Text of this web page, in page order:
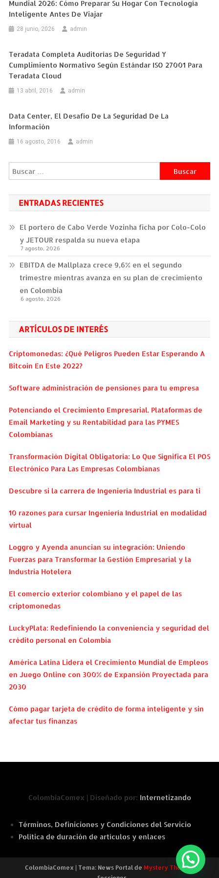
Mundial 2026: Cómo Preparar Su Hogar Con Tecnología
Inteligente Antes De Viajar
28 junio, 2026 admin
Teradata Completa Auditorías De Seguridad Y
Cumplimiento Normativo Según Estándar ISO 27001 Para
Teradata Cloud
13 abril, 2016 admin
Data Center, El Desafío De La Seguridad De La
Información
16 agosto, 2016 admin
Buscar:
ENTRADAS RECIENTES
El portero de Cabo Verde Vozinha ficha por Colo-Colo
y JETOUR respalda su nueva etapa
7 agosto, 2026
EBITDA de Mallplaza crece 9,6% en el segundo
trimestre mientras avanza en su plan de crecimiento
en Colombia
6 agosto, 2026
ARTÍCULOS DE INTERÉS
Criptomonedas: ¿Qué Peligros Pueden Estar Esperando A
Bitcoin En Este 2022?
Software administración de pensiones para tu empresa
Potenciando el Crecimiento Empresarial. Plataformas de
Email Marketing y su Rentabilidad para las PYMES
Colombianas
Transformación Digital Obligatoria: Lo Que Significa El POS
Electrónico Para Las Empresas Colombianas
Descubre si la carrera de Ingeniería Industrial es para ti
10 razones para cursar Ingeniería Industrial en modalidad
virtual
Loggro y Ayenda anuncian su integración: Uniendo
Fuerzas para Transformar la Gestión Empresarial y la
Industria Hotelera
El comercio exterior colombiano y el papel de las
criptomonedas
LuckyPlata: Redefiniendo la conveniencia y seguridad del
crédito personal en Colombia
América Latina Lidera el Crecimiento Mundial de Empleos
en Juego Online con 300% de Expansión Proyectada para
2030
Cómo pagar tarjeta de crédito de forma inteligente y sin
afectar tus finanzas
ColombiaComex | Diseñado por: Internetizando
Términos, Definiciones y Condiciones del Servicio
Política de duración de artículos y enlaces
ColombiaComex | Tema: News Portal de Mystery Themes.